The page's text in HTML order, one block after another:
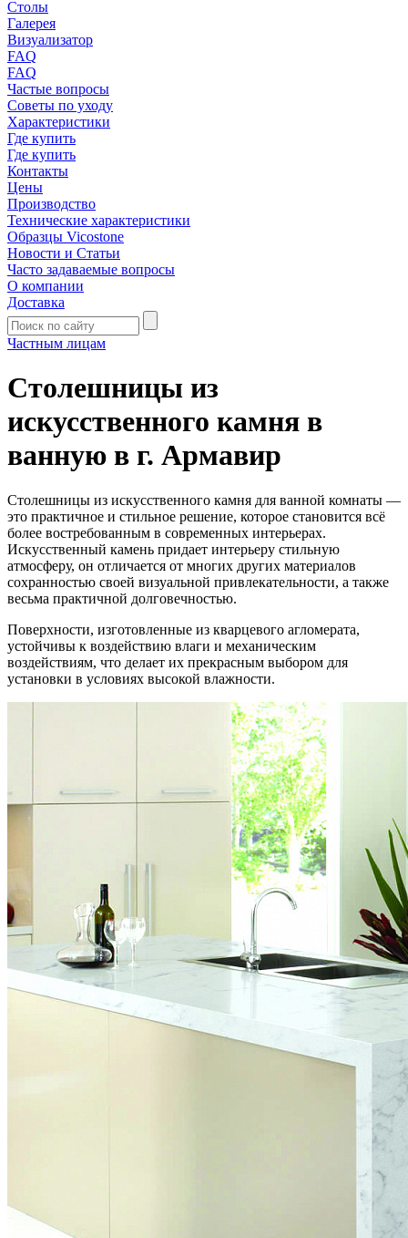
Столы
Галерея
Визуализатор
FAQ
FAQ
Частые вопросы
Советы по уходу
Характеристики
Где купить
Где купить
Контакты
Цены
Производство
Технические характеристики
Образцы Vicostone
Новости и Статьи
Часто задаваемые вопросы
О компании
Доставка
Частным лицам
Столешницы из
искусственного камня в
ванную в г. Армавир
Столешницы из искусственного камня для ванной комнаты —
это практичное и стильное решение, которое становится всё
более востребованным в современных интерьерах.
Искусственный камень придает интерьеру стильную
атмосферу, он отличается от многих других материалов
сохранностью своей визуальной привлекательности, а также
весьма практичной долговечностью.
Поверхности, изготовленные из кварцевого агломерата,
устойчивы к воздействию влаги и механическим
воздействиям, что делает их прекрасным выбором для
установки в условиях высокой влажности.